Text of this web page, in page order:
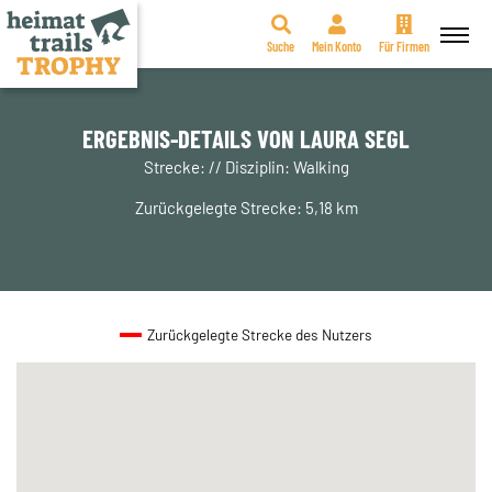
Zum
Suche Mein Konto Für Firmen
ERGEBNIS-DETAILS VON LAURA SEGL
Strecke: // Disziplin: Walking
Zurückgelegte Strecke: 5,18 km
Zurückgelegte Strecke des Nutzers